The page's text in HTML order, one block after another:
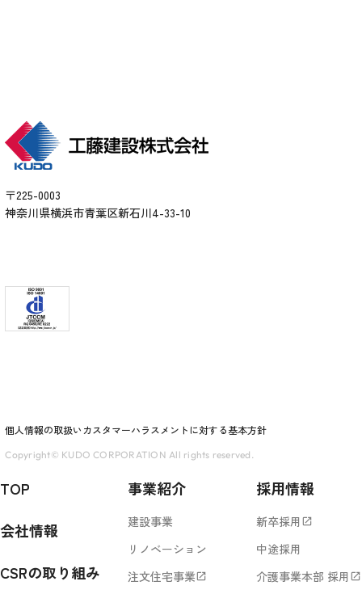
〒225-0003
神奈川県横浜市青葉区新石川4-33-10
個人情報の取扱い カスタマーハラスメントに対する基本方針
Copyright© KUDO CORPORATION All rights reserved.
TOP
会社情報
CSRの取り組み
事業紹介
建設事業
リノベーション
注文住宅事業open_in_new
採用情報
新卒採用 open_in_new
中途採用
介護事業本部 採用 open_in_new